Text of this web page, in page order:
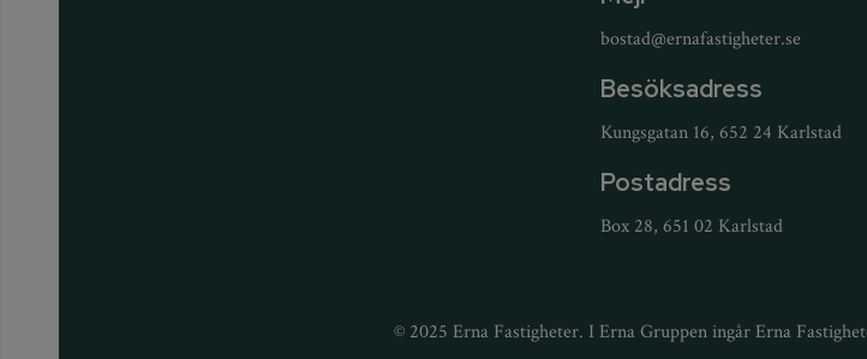
bostad@ernafastigheter.se
Besöksadress
Kungsgatan 16, 652 24 Karlstad
Postadress
Box 28, 651 02 Karlstad
© 2025 Erna Fastigheter. I Erna Gruppen ingår Erna